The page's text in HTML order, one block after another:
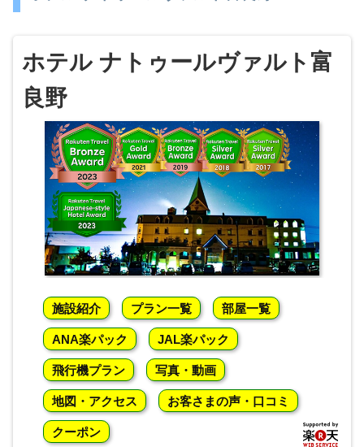
ホテル ナトゥールヴァルト富
良野
施設紹介 プラン一覧 部屋一覧
ANA楽パック JAL楽パック
飛行機プラン 写真・動画
地図・アクセス お客さまの声・口コミ
クーポン